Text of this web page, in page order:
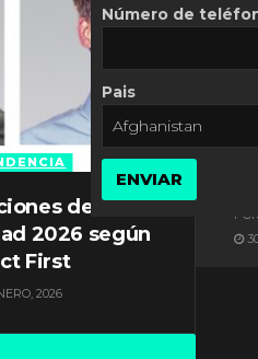
de
2026 según
First
2026
ES
POR
Número de
Pais
ENVIAR